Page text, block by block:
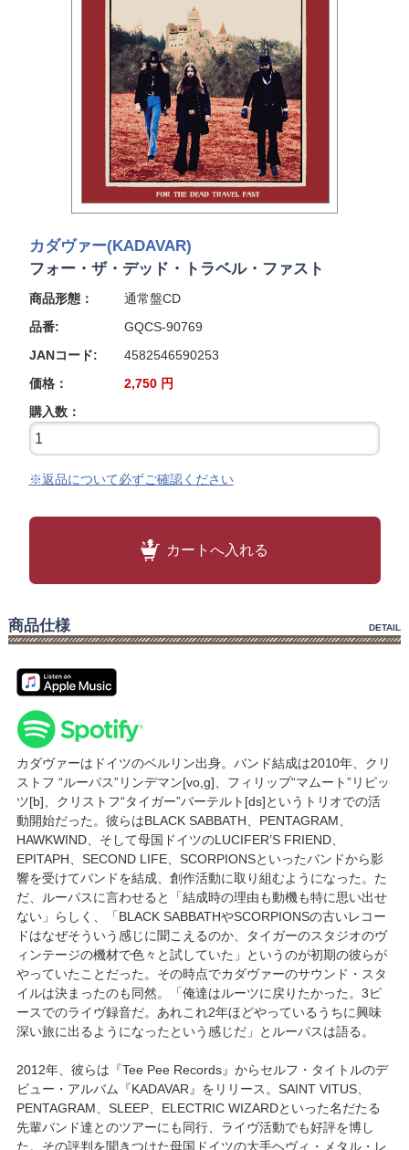
カダヴァー(KADAVAR)
フォー・ザ・デッド・トラベル・ファスト
商品形態：
通常盤CD
品番:
GQCS-90769
JANコード:
4582546590253
価格：
2,750 円
購入数：
※返品について必ずご確認ください
カートへ入れる
商品仕様 DETAIL
カダヴァーはドイツのベルリン出身。バンド結成は2010年、クリ
ストフ “ルーパス”リンデマン[vo,g]、フィリップ“マムート”リピッ
ツ[b]、クリストフ“タイガー”バーテルト[ds]というトリオでの活
動開始だった。彼らはBLACK SABBATH、PENTAGRAM、
HAWKWIND、そして母国ドイツのLUCIFER’S FRIEND、
EPITAPH、SECOND LIFE、SCORPIONSといったバンドから影
響を受けてバンドを結成、創作活動に取り組むようになった。た
だ、ルーパスに言わせると「結成時の理由も動機も特に思い出せ
ない」らしく、「BLACK SABBATHやSCORPIONSの古いレコー
ドはなぜそういう感じに聞こえるのか、タイガーのスタジオのヴ
ィンテージの機材で色々と試していた」というのが初期の彼らが
やっていたことだった。その時点でカダヴァーのサウンド・スタ
イルは決まったのも同然。「俺達はルーツに戻りたかった。3ピ
ースでのライヴ録音だ。あれこれ2年ほどやっているうちに興味
深い旅に出るようになったという感じだ」とルーパスは語る。
2012年、彼らは『Tee Pee Records』からセルフ・タイトルのデ
ビュー・アルバム『KADAVAR』をリリース。SAINT VITUS、
PENTAGRAM、SLEEP、ELECTRIC WIZARDといった名だたる
先輩バンド達とのツアーにも同行、ライヴ活動でも好評を博し
た。その評判を聞きつけた母国ドイツの大手ヘヴィ・メタル・レ